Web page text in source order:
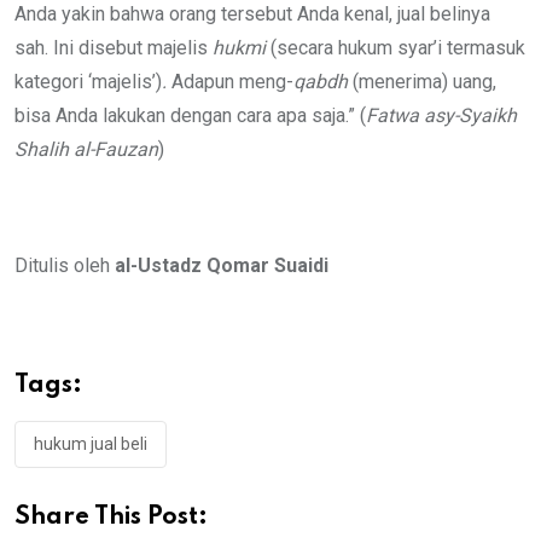
Anda yakin bahwa orang tersebut Anda kenal, jual belinya
sah. Ini disebut majelis hukmi(secara hukum syar’i termasuk
kategori ‘majelis’). Adapun meng-qabdh(menerima) uang,
bisa Anda lakukan dengan cara apa saja.” (Fatwa asy-Syaikh
Shalih al-Fauzan)
Ditulis oleh al-Ustadz Qomar Suaidi
Tags:
hukum jual beli
Share This Post: